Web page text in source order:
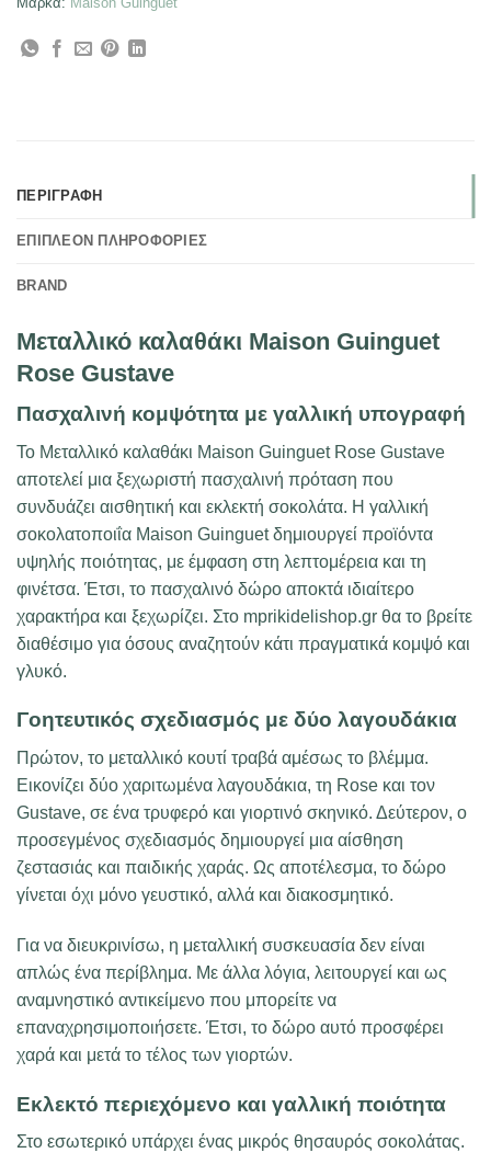
ΠΕΡΙΓΡΑΦΉ
ΕΠΙΠΛΈΟΝ ΠΛΗΡΟΦΟΡΊΕΣ
BRAND
Μεταλλικό καλαθάκι Maison Guinguet
Rose Gustave
Πασχαλινή κομψότητα με γαλλική υπογραφή
Το Μεταλλικό καλαθάκι Maison Guinguet Rose Gustave
αποτελεί μια ξεχωριστή πασχαλινή πρόταση που
συνδυάζει αισθητική και εκλεκτή σοκολάτα. Η γαλλική
σοκολατοποιΐα Maison Guinguet δημιουργεί προϊόντα
υψηλής ποιότητας, με έμφαση στη λεπτομέρεια και τη
φινέτσα. Έτσι, το πασχαλινό δώρο αποκτά ιδιαίτερο
χαρακτήρα και ξεχωρίζει. Στο mprikidelishop.gr θα το βρείτε
διαθέσιμο για όσους αναζητούν κάτι πραγματικά κομψό και
γλυκό.
Γοητευτικός σχεδιασμός με δύο λαγουδάκια
Πρώτον, το μεταλλικό κουτί τραβά αμέσως το βλέμμα.
Εικονίζει δύο χαριτωμένα λαγουδάκια, τη Rose και τον
Gustave, σε ένα τρυφερό και γιορτινό σκηνικό. Δεύτερον, ο
προσεγμένος σχεδιασμός δημιουργεί μια αίσθηση
ζεστασιάς και παιδικής χαράς. Ως αποτέλεσμα, το δώρο
γίνεται όχι μόνο γευστικό, αλλά και διακοσμητικό.
Για να διευκρινίσω, η μεταλλική συσκευασία δεν είναι
απλώς ένα περίβλημα. Με άλλα λόγια, λειτουργεί και ως
αναμνηστικό αντικείμενο που μπορείτε να
επαναχρησιμοποιήσετε. Έτσι, το δώρο αυτό προσφέρει
χαρά και μετά το τέλος των γιορτών.
Εκλεκτό περιεχόμενο και γαλλική ποιότητα
Στο εσωτερικό υπάρχει ένας μικρός θησαυρός σοκολάτας.